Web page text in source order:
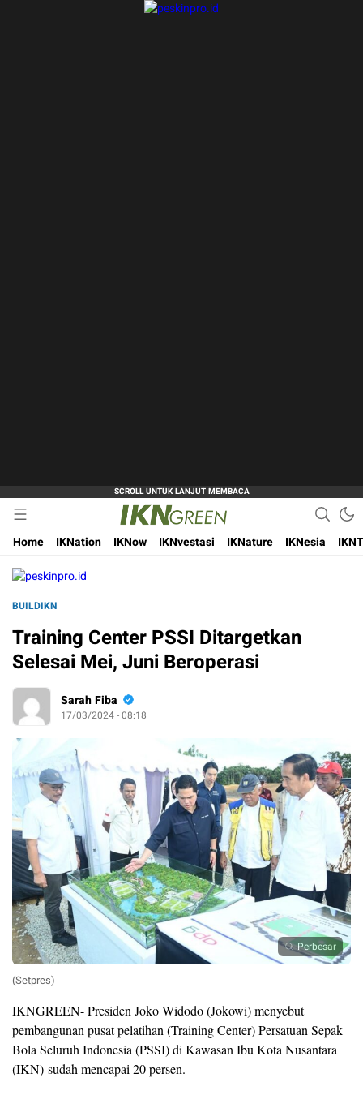
IKN Green
Hijaukan Nusantara Bangun Ibu Kota
Home
IKNation IKNow IKNvestasi IKNature IKNesia
BUILDIKN
Training Center PSSI Ditargetkan
Selesai Mei, Juni Beroperasi
Sarah Fiba
17/03/2024 - 08:18
Perbesar
(Setpres)
IKNGREEN- Presiden Joko Widodo (Jokowi) menyebut
pembangunan pusat pelatihan (Training Center) Persatuan Sepak
Bola Seluruh Indonesia (PSSI) di Kawasan Ibu Kota Nusantara
(IKN) sudah mencapai 20 persen.